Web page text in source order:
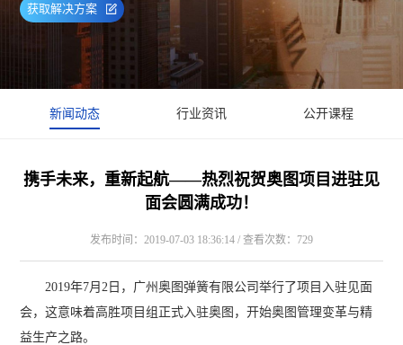
获取解决方案
新闻动态 行业资讯 公开课程
携手未来，重新起航——热烈祝贺奥图项目进驻见
面会圆满成功！
发布时间：2019-07-03 18:36:14 / 查看次数：729
2019年7月2日，广州奥图弹簧有限公司举行了项目入驻见面
会，这意味着高胜项目组正式入驻奥图，开始奥图管理变革与精
益生产之路。